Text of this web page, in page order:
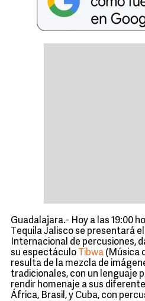
Guadalajara.- Hoy a las 19:00
Tequila Jalisco se presentará
Internacional de percusiones,
su espectáculo
Tibwa (Música
resulta de la mezcla de
tradicionales, con un lenguaje
rendir homenaje a sus
África, Brasil, y Cuba, con